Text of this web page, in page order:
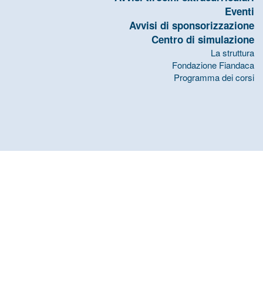
Eventi
Avvisi di sponsorizzazione
Centro di simulazione
La struttura
Fondazione Fiandaca
Programma dei corsi